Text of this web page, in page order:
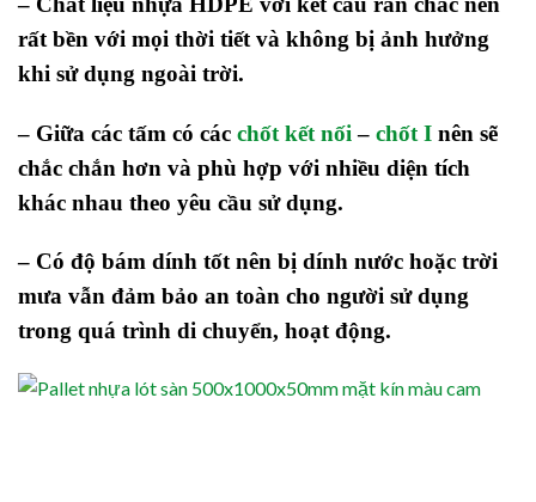
rất bền với mọi thời tiết và không bị ảnh hưởng
khi sử dụng ngoài trời.
– Giữa các tấm có các chốt kết nối – chốt I nên sẽ
chắc chắn hơn và phù hợp với nhiều diện tích
khác nhau theo yêu cầu sử dụng.
– Có độ bám dính tốt nên bị dính nước hoặc trời
mưa vẫn đảm bảo an toàn cho người sử dụng
trong quá trình di chuyển, hoạt động.